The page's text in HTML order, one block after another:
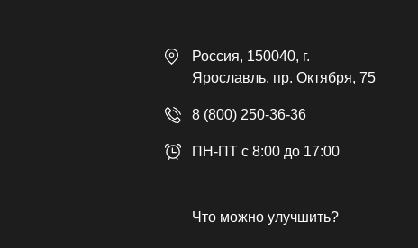
Россия, 150040, г.
Ярославль, пр. Октября, 75
8 (800) 250-36-36
ПН-ПТ с 8:00 до 17:00
Что можно улучшить?